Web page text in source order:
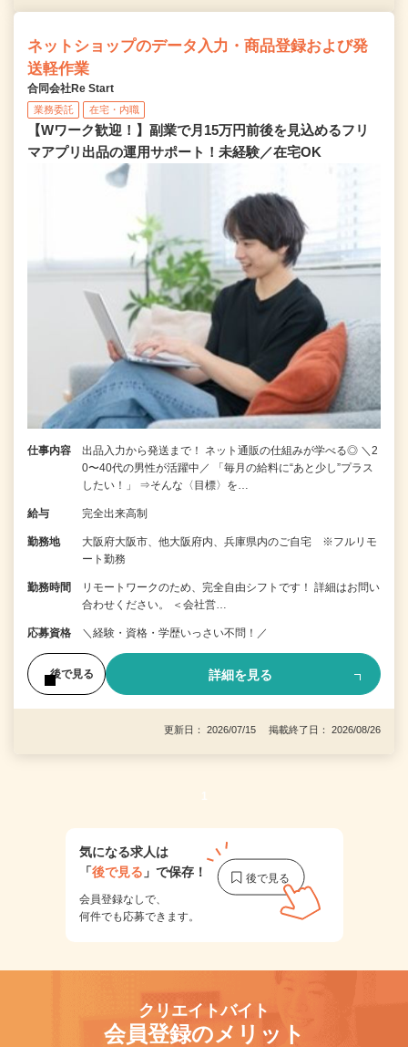
ネットショップのデータ入力・商品登録および発
送軽作業
合同会社Re Start
業務委託 在宅・内職
【Wワーク歓迎！】副業で月15万円前後を見込めるフリ
マアプリ出品の運用サポート！未経験／在宅OK
仕事内容
出品入力から発送まで！ ネット通販の仕組みが学べる◎ ＼2
0〜40代の男性が活躍中／ 「毎月の給料に“あと少し”プラス
したい！」 ⇒そんな〈目標〉を…
給与 完全出来高制
勤務地
大阪府大阪市、他大阪府内、兵庫県内のご自宅 ※フルリモ
ート勤務
勤務時間
リモートワークのため、完全自由シフトです！ 詳細はお問い
合わせください。 ＜会社営…
応募資格 ＼経験・資格・学歴いっさい不問！／
後で見る 詳細を見る
更新日： 2026/07/15 掲載終了日： 2026/08/26
1
気になる求人は
「後で見る 」で保存！
会員登録なしで、
何件でも応募できます。
クリエイトバイト
会員登録のメリット